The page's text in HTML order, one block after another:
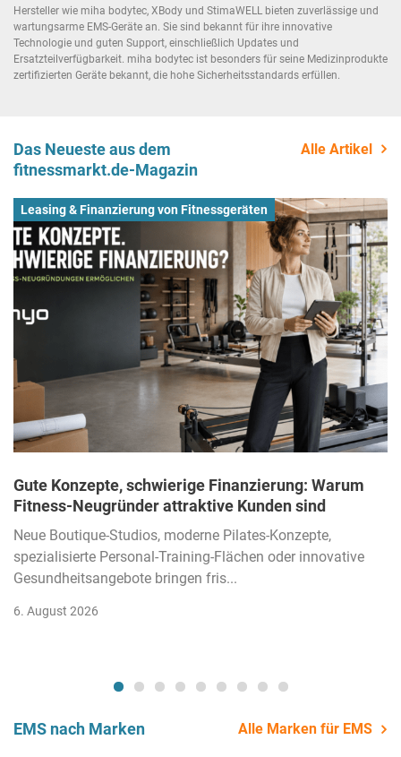
Hersteller wie miha bodytec, XBody und StimaWELL bieten zuverlässige und
wartungsarme EMS-Geräte an. Sie sind bekannt für ihre innovative
Technologie und guten Support, einschließlich Updates und
Ersatzteilverfügbarkeit. miha bodytec ist besonders für seine Medizinprodukte
zertifizierten Geräte bekannt, die hohe Sicherheitsstandards erfüllen.
Das Neueste aus dem
fitnessmarkt.de-Magazin
Alle Artikel
Leasing & Finanzierung von Fitnessgeräten
Gute Konzepte, schwierige Finanzierung: Warum
Fitness-Neugründer attraktive Kunden sind
Neue Boutique-Studios, moderne Pilates-Konzepte,
spezialisierte Personal-Training-Flächen oder innovative
Gesundheitsangebote bringen fris...
6. August 2026
EMS nach Marken Alle Marken für EMS